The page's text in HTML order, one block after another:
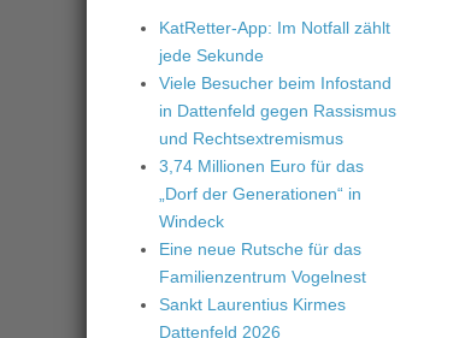
KatRetter-App: Im Notfall zählt
jede Sekunde
Viele Besucher beim Infostand
in Dattenfeld gegen Rassismus
und Rechtsextremismus
3,74 Millionen Euro für das
„Dorf der Generationen“ in
Windeck
Eine neue Rutsche für das
Familienzentrum Vogelnest
Sankt Laurentius Kirmes
Dattenfeld 2026